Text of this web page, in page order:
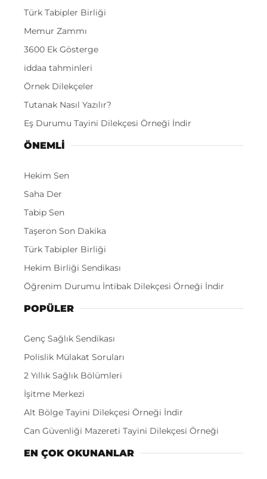
Türk Tabipler Birliği
Memur Zammı
3600 Ek Gösterge
iddaa tahminleri
Örnek Dilekçeler
Tutanak Nasıl Yazılır?
Eş Durumu Tayini Dilekçesi Örneği İndir
ÖNEMLI
Hekim Sen
Saha Der
Tabip Sen
Taşeron Son Dakika
Türk Tabipler Birliği
Hekim Birliği Sendikası
Öğrenim Durumu İntibak Dilekçesi Örneği İndir
POPÜLER
Genç Sağlık Sendikası
Polislik Mülakat Soruları
2 Yıllık Sağlık Bölümleri
İşitme Merkezi
Alt Bölge Tayini Dilekçesi Örneği İndir
Can Güvenliği Mazereti Tayini Dilekçesi Örneği
EN ÇOK OKUNANLAR